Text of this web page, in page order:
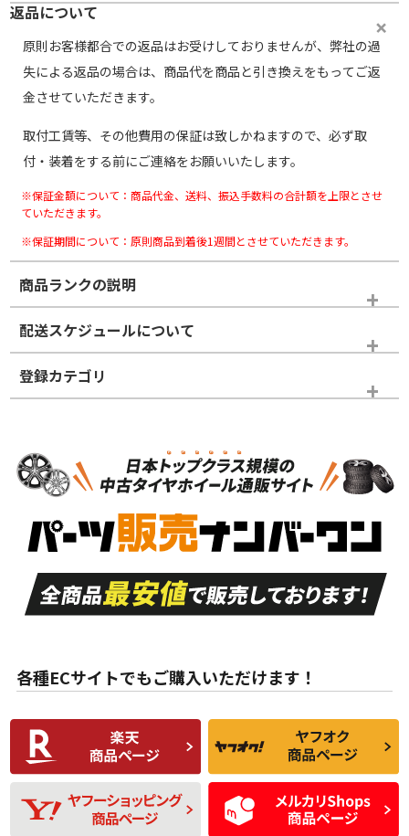
返品について
原則お客様都合での返品はお受けしておりませんが、弊社の過
失による返品の場合は、商品代を商品と引き換えをもってご返
金させていただきます。
取付工賃等、その他費用の保証は致しかねますので、必ず取
付・装着をする前にご連絡をお願いいたします。
※保証金額について：商品代金、送料、振込手数料の合計額を上限とさせ
ていただきます。
※保証期間について：原則商品到着後1週間とさせていただきます。
商品ランクの説明
※商品ランクは出品者の主観により判断しておりますので、あら
かじめご了承ください。
ホイールランク
S
品）
S
新車外し品（新古
付き
A
走行距離も少なく、
目立つ傷もほとんど
ない中古品
A
走行距離も少なく、
非常に状態の良い中
古品
な中古品
んどない中古品
C
比較的きれいな中古
品
C
られるが、使用に問
題のない中古品
D
使用感や目立つ傷が
あり、一般的な中古
品
D
残り溝も少なく、偏
磨耗がみられ、短期
間使用できるくらい
の中古品
配送スケジュールについて
登録カテゴリ
スタッドレスタイヤホイールセット
各種ECサイトでもご購入いただけます！